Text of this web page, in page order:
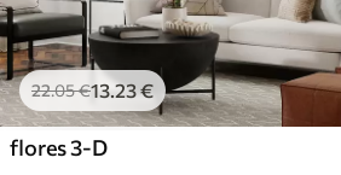
22.05€13.23€
flores 3-D